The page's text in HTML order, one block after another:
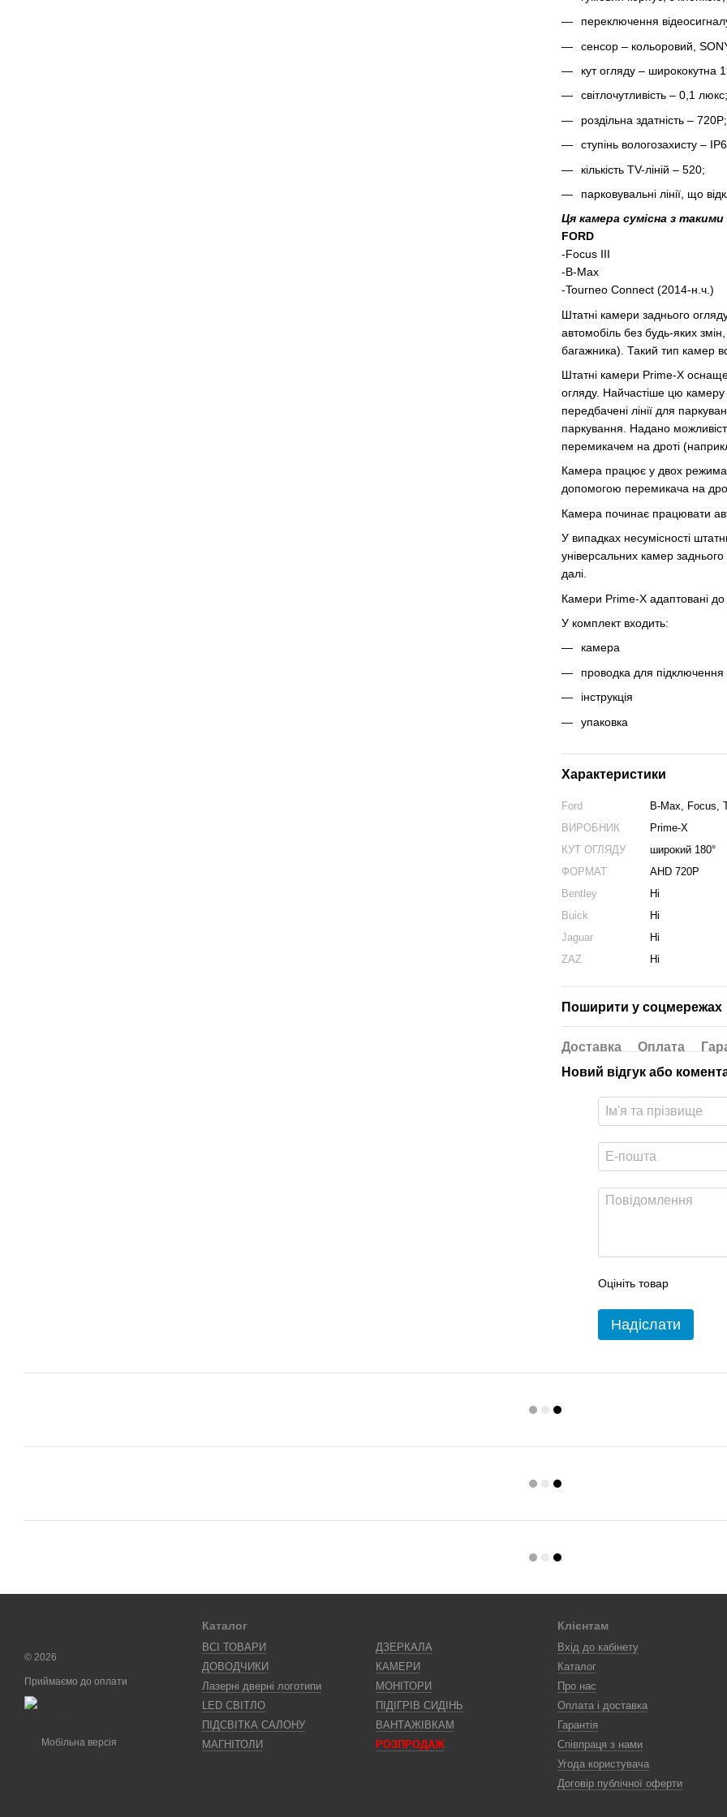
переключення
сенсор – кольоровий,
кут огляду – ширококутна
світлочутливість – 0,1 люкс;
роздільна здатність – 720P;
ступінь вологозахисту –
кількість TV-ліній – 520;
парковувальні лінії, що
Ця камера сумісна з
FORD
-Focus III
-B-Max
-Tourneo Connect (2014-н.ч.)
Штатні камери заднього
автомобіль без будь-яких
багажника). Такий тип камер
Штатні камери Prime-X
огляду. Найчастіше цю
передбачені лінії для
паркування. Надано
перемикачем на дроті
Камера працює у двох
допомогою перемикача на
Камера починає працювати
У випадках несумісності
універсальних камер заднього
далі.
Камери Prime-X адаптовані до
У комплект входить:
камера
проводка для підключення
інструкція
упаковка
Характеристики
Ford
B-Max, Focus,
ВИРОБНИК
Prime-X
КУТ ОГЛЯДУ
широкий 180°
ФОРМАТ
AHD 720P
Bentley
Ні
Buick
Ні
Jaguar
Ні
ZAZ
Ні
Поширити у соцмережах
Доставка Оплата
Новий відгук або
Оцініть товар
Надіслати
© 2026
Приймаємо до оплати
Мобільна версія
Каталог
ВСІ ТОВАРИ
ДОВОДЧИКИ
Лазерні дверні логотипи
LED СВІТЛО
ПІДСВІТКА САЛОНУ
МАГНІТОЛИ
ДЗЕРКАЛА
КАМЕРИ
МОНІТОРИ
ПІДІГРІВ СИДІНЬ
ВАНТАЖІВКАМ
РОЗПРОДАЖ
Клієнтам
Вхід до кабінету
Каталог
Про нас
Оплата і доставка
Гарантія
Співпраця з нами
Угода користувача
Договір публічної оферти